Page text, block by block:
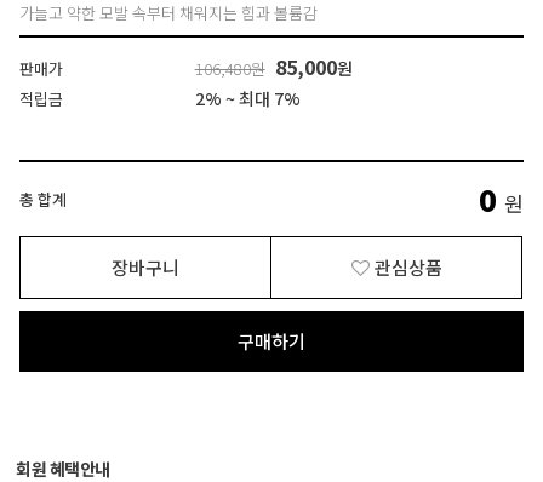
가늘고 약한 모발 속부터 채워지는 힘과 볼륨감
판매가 106,480원 85,000원
적립금 2% ~ 최대 7%
총 합계 0 원
장바구니 관심상품
구매하기
회원 혜택안내